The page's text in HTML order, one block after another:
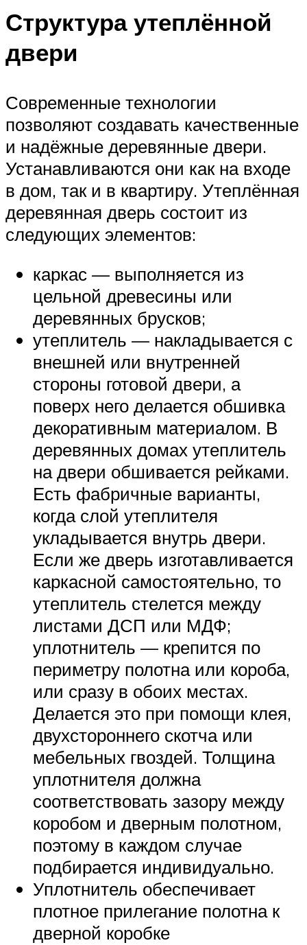
Структура утеплённой
двери
Современные технологии
позволяют создавать качественные
и надёжные деревянные двери.
Устанавливаются они как на входе
в дом, так и в квартиру. Утеплённая
деревянная дверь состоит из
следующих элементов:
каркас — выполняется из
цельной древесины или
деревянных брусков;
утеплитель — накладывается с
внешней или внутренней
стороны готовой двери, а
поверх него делается обшивка
декоративным материалом. В
деревянных домах утеплитель
на двери обшивается рейками.
Есть фабричные варианты,
когда слой утеплителя
укладывается внутрь двери.
Если же дверь изготавливается
каркасной самостоятельно, то
утеплитель стелется между
листами ДСП или МДФ;
уплотнитель — крепится по
периметру полотна или короба,
или сразу в обоих местах.
Делается это при помощи клея,
двухстороннего скотча или
мебельных гвоздей. Толщина
уплотнителя должна
соответствовать зазору между
коробом и дверным полотном,
поэтому в каждом случае
подбирается индивидуально.
Уплотнитель обеспечивает
плотное прилегание полотна к
дверной коробке